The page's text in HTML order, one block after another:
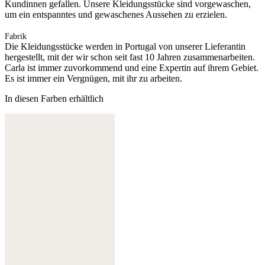
Kundinnen gefallen. Unsere Kleidungsstücke sind vorgewaschen,
um ein entspanntes und gewaschenes Aussehen zu erzielen.
Fabrik
Die Kleidungsstücke werden in Portugal von unserer Lieferantin
hergestellt, mit der wir schon seit fast 10 Jahren zusammenarbeiten.
Carla ist immer zuvorkommend und eine Expertin auf ihrem Gebiet.
Es ist immer ein Vergnügen, mit ihr zu arbeiten.
In diesen Farben erhältlich